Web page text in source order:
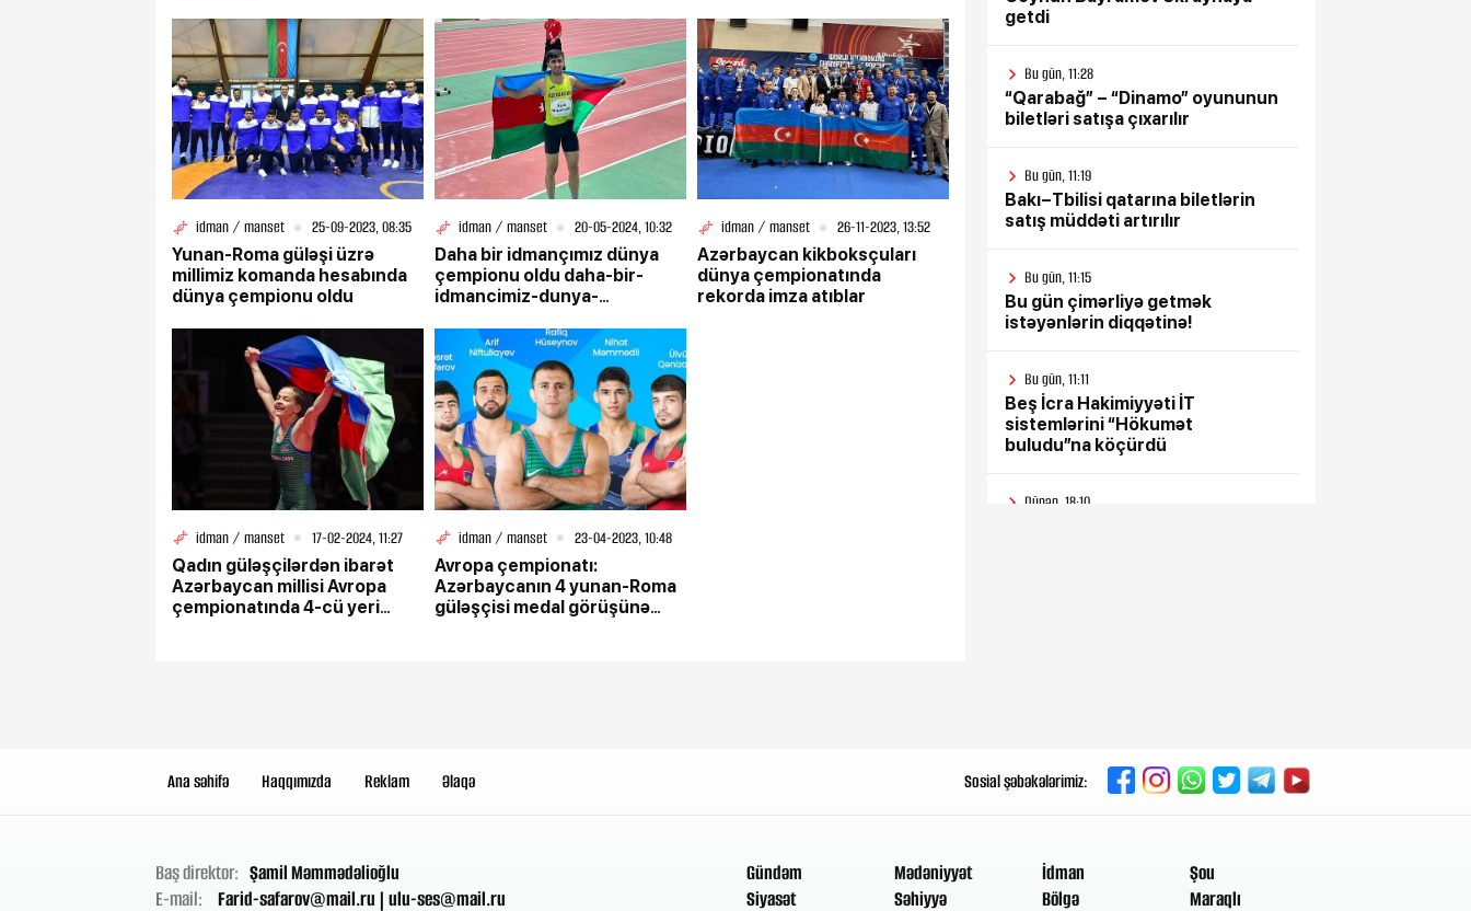
idman / manset
25-09-2023, 08:35
Yunan-Roma güləşi üzrə
millimiz komanda hesabında
dünya çempionu oldu
idman / manset
20-05-2024, 10:32
Daha bir idmançımız dünya
çempionu oldu daha-bir-
idmancimiz-dunya-
idman / manset
26-11-2023, 13:52
Azərbaycan kikboksçuları
dünya çempionatında
rekorda imza atıblar
idman / manset
17-02-2024, 11:27
Qadın güləşçilərdən ibarət
Azərbaycan millisi Avropa
çempionatında 4-cü yeri
idman / manset
23-04-2023, 10:48
Avropa çempionatı:
Azərbaycanın 4 yunan-Roma
güləşçisi medal görüşünə
getdi
Bu gün, 11:28
“Qarabağ” – “Dinamo” oyununun
biletləri satışa çıxarılır
Bu gün, 11:19
Bakı–Tbilisi qatarına biletlərin
satış müddəti artırılır
Bu gün, 11:15
Bu gün çimərliyə getmək
istəyənlərin diqqətinə!
Bu gün, 11:11
Beş İcra Hakimiyyəti İT
sistemlərini “Hökumət
buludu”na köçürdü
Dünən, 18:10
Ana səhifə Haqqımızda Reklam Əlaqə Sosial şəbəkələrimiz:
Baş direktor: Şamil Məmmədəlioğlu
E-mail:
Farid-safarov@mail.ru | ulu-ses@mail.ru
Gündəm
Siyasət
Mədəniyyət
Səhiyyə
İdman
Bölgə
Şou
Maraqlı